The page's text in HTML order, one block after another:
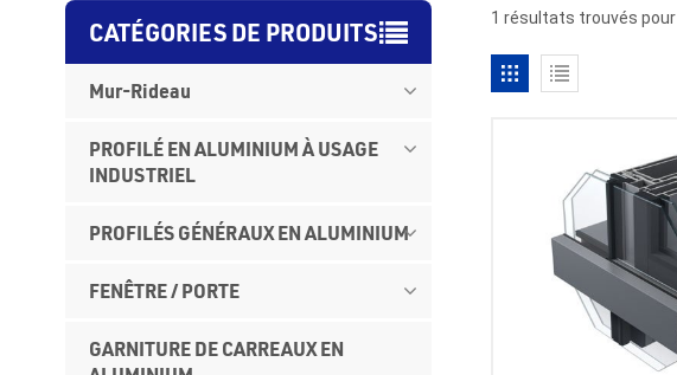
1 résultats trouvés
CATÉGORIES DE PRODUITS
Mur-Rideau
PROFILÉ EN ALUMINIUM À USAGE
INDUSTRIEL
PROFILÉS GÉNÉRAUX EN ALUMINIUM
FENÊTRE / PORTE
GARNITURE DE CARREAUX EN